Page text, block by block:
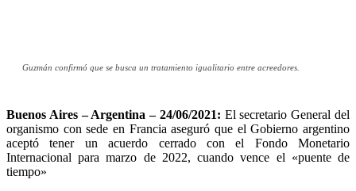
Guzmán confirmó que se busca un tratamiento igualitario entre acreedores.
Buenos Aires – Argentina – 24/06/2021: El secretario General del
organismo con sede en Francia aseguró que el Gobierno argentino
aceptó tener un acuerdo cerrado con el Fondo Monetario
Internacional para marzo de 2022, cuando vence el «puente de
tiempo»